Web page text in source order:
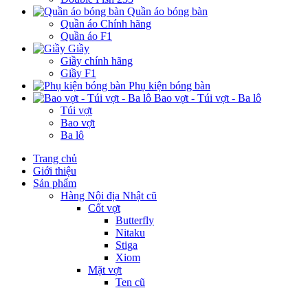
Quần áo bóng bàn
Quần áo Chính hãng
Quần áo F1
Giầy
Giầy chính hãng
Giầy F1
Phụ kiện bóng bàn
Bao vợt - Túi vợt - Ba lô
Túi vợt
Bao vợt
Ba lô
Trang chủ
Giới thiệu
Sản phẩm
Hàng Nội địa Nhật cũ
Cốt vợt
Butterfly
Nitaku
Stiga
Xiom
Mặt vợt
Ten cũ